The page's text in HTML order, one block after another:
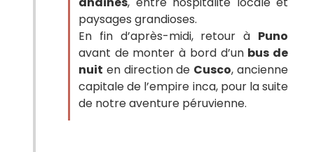
paysages grandioses.
En fin d’après-midi, retour à Puno
avant de monter à bord d’un bus de
nuit en direction de Cusco, ancienne
capitale de l’empire inca, pour la suite
de notre aventure péruvienne.